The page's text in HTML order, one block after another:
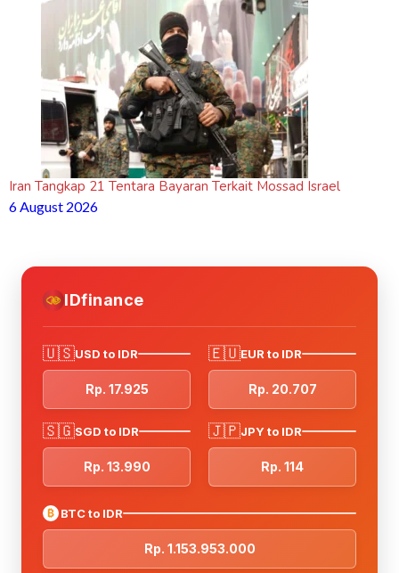
Iran Tangkap 21 Tentara Bayaran Terkait Mossad Israel
6 August 2026
IDfinance
🇺🇸USD to IDR
Rp. 17.925
🇪🇺EUR to IDR
Rp. 20.707
🇸🇬SGD to IDR
Rp. 13.990
🇯🇵JPY to IDR
Rp. 114
₿ BTC to IDR
Rp. 1.153.953.000